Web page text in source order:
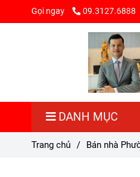
Gọi ngay 09.3127.6888
DANH MỤC
Trang chủ / Bán nhà